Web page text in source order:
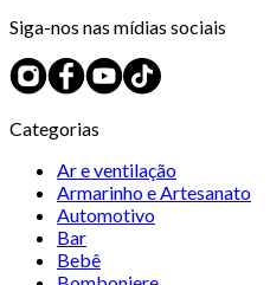
Siga-nos nas mídias sociais
Categorias
Ar e ventilação
Armarinho e Artesanato
Automotivo
Bar
Bebê